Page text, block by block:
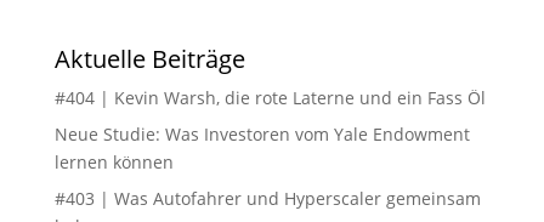
Aktuelle Beiträge
#404 | Kevin Warsh, die rote Laterne und ein Fass Öl
Neue Studie: Was Investoren vom Yale Endowment
lernen können
#403 | Was Autofahrer und Hyperscaler gemeinsam